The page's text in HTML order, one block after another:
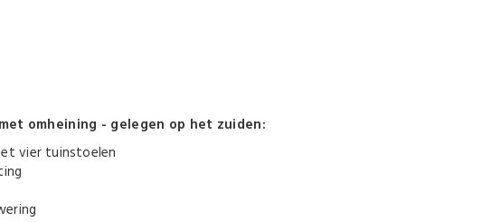
omheining - gelegen op het zuiden:
vier tuinstoelen